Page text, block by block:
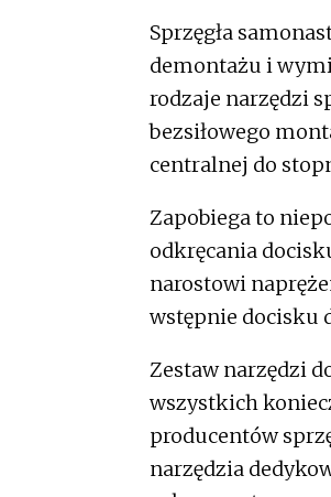
Sprzęgła
demontażu i
rodzaje narzędzi
bezsiłowego
centralnej do
Zapobiega to
odkręcania
narostowi
wstępnie docisku
Zestaw narzędzi
wszystkich
producentów
narzędzia